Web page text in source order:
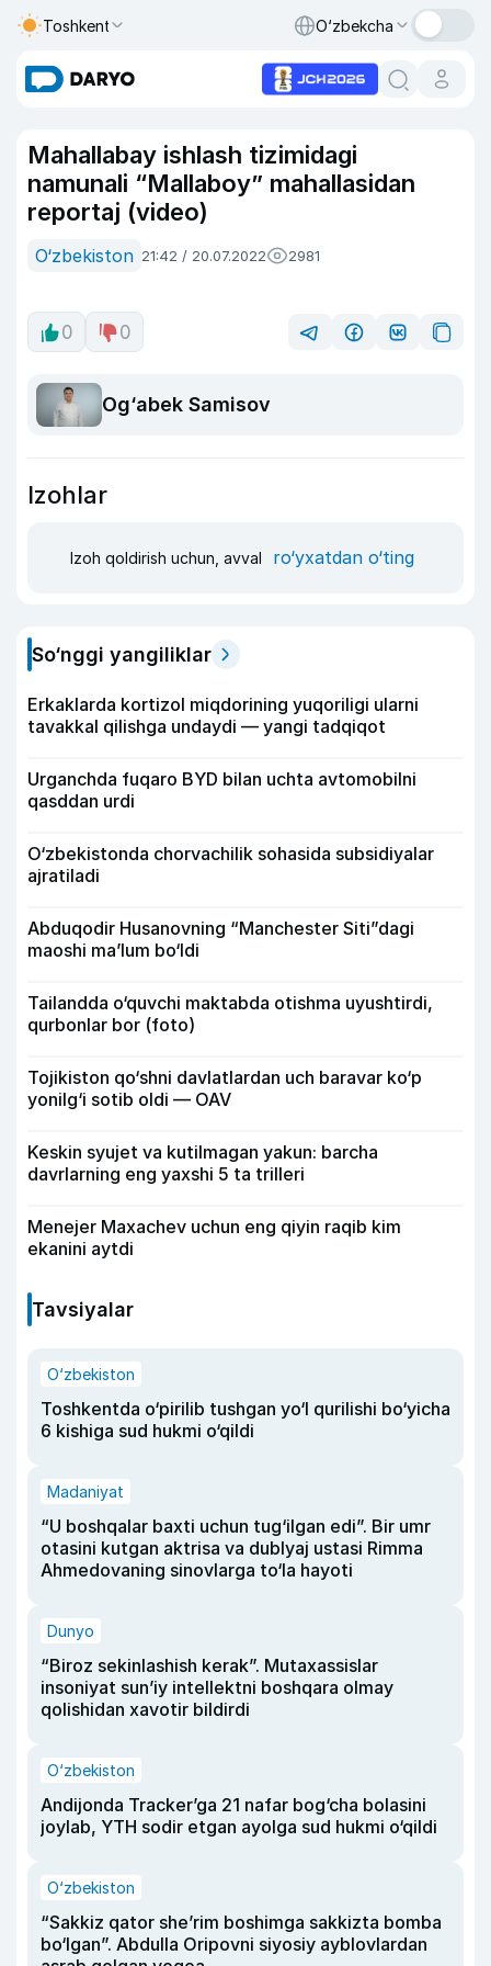
Toshkent O‘zbekcha
Mahallabay ishlash tizimidagi
namunali “Mallaboy” mahallasidan
reportaj (video)
O‘zbekiston 21:42 / 20.07.2022 2981
0 0
Og‘abek Samisov
Izohlar
Izoh qoldirish uchun, avval ro‘yxatdan o‘ting
So‘nggi yangiliklar
Erkaklarda kortizol miqdorining yuqoriligi ularni
tavakkal qilishga undaydi — yangi tadqiqot
Urganchda fuqaro BYD bilan uchta avtomobilni
qasddan urdi
O‘zbekistonda chorvachilik sohasida subsidiyalar
ajratiladi
Abduqodir Husanovning “Manchester Siti”dagi
maoshi ma’lum bo‘ldi
Tailandda o‘quvchi maktabda otishma uyushtirdi,
qurbonlar bor (foto)
Tojikiston qo‘shni davlatlardan uch baravar ko‘p
yonilg‘i sotib oldi — OAV
Keskin syujet va kutilmagan yakun: barcha
davrlarning eng yaxshi 5 ta trilleri
Menejer Maxachev uchun eng qiyin raqib kim
ekanini aytdi
Tavsiyalar
O‘zbekiston
Toshkentda o‘pirilib tushgan yo‘l qurilishi bo‘yicha
6 kishiga sud hukmi o‘qildi
Madaniyat
“U boshqalar baxti uchun tug‘ilgan edi”. Bir umr
otasini kutgan aktrisa va dublyaj ustasi Rimma
Ahmedovaning sinovlarga to‘la hayoti
Dunyo
“Biroz sekinlashish kerak”. Mutaxassislar
insoniyat sun’iy intellektni boshqara olmay
qolishidan xavotir bildirdi
O‘zbekiston
Andijonda Tracker’ga 21 nafar bog‘cha bolasini
joylab, YTH sodir etgan ayolga sud hukmi o‘qildi
O‘zbekiston
“Sakkiz qator she’rim boshimga sakkizta bomba
bo‘lgan”. Abdulla Oripovni siyosiy ayblovlardan